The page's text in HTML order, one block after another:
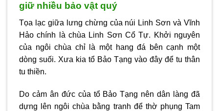
giữ nhiều bảo vật quý
Tọa lạc giữa lưng chừng của núi Linh Sơn và Vĩnh
Hảo chính là chùa Linh Sơn Cổ Tự. Khởi nguyên
của ngôi chùa chỉ là một hang đá bên cạnh một
dòng suối. Xưa kia tổ Bảo Tạng vào đây để tu thân
tu thiền.
Do cảm ân đức của tổ Bảo Tạng nên dân làng đã
dựng lên ngôi chùa bằng tranh để thờ phụng Tam